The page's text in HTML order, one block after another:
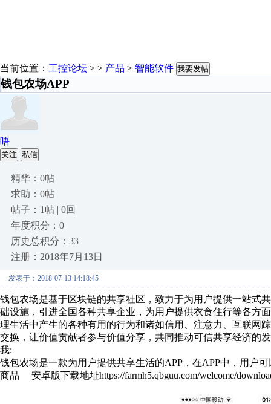
当前位置： 工控论坛 > > 产品 > 智能软件 我要发帖
钱包农场APP
唔
关注 私信
精华：0帖
求助：0帖
帖子：1帖 | 0回
年度积分：0
历史总积分：33
注册：2018年7月13日
发表于：2018-07-13 14:18:45
钱包农场是基于区块链的共享社区，致力于为用户提供一站式
础设施，引进全国各种共享企业，为用户提供衣食住行等各方
理生活中产生的各种有用的行为和诸如信用、注意力、互联网
交换，让价值贡献者参与价值分享，共同推动可信共享经济的
我:
钱包农场是一款为用户提供共享生活的APP，在APP中，用户
商品 安卓版下载地址https://farmh5.qbguu.com/welcome/